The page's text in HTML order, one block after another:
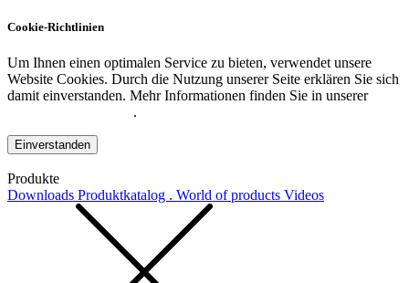
Cookie-Richtlinien
Um Ihnen einen optimalen Service zu bieten, verwendet unsere
Website Cookies. Durch die Nutzung unserer Seite erklären Sie sich
damit einverstanden. Mehr Informationen finden Sie in unserer
.
Einverstanden
Produkte
Downloads Produktkatalog . World of products Videos